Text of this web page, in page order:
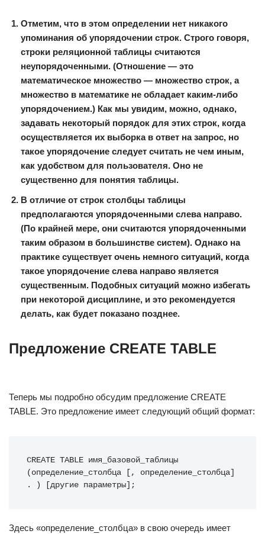
Отметим, что в этом определении нет никакого
упоминания об упорядочении строк. Строго говоря,
строки реляционной таблицы считаются
неупорядоченными. (Отношение — это
математическое множество — множество строк, а
множество в математике не обладает каким-либо
упорядочением.) Как мы увидим, можно, однако,
задавать некоторый порядок для этих строк, когда
осуществляется их выборка в ответ на запрос, но
такое упорядочение следует считать не чем иным,
как удобством для пользователя. Оно не
существенно для понятия таблицы.
В отличие от строк столбцы таблицы
предполагаются упорядоченными слева направо.
(По крайней мере, они считаются упорядоченными
таким образом в большинстве систем). Однако на
практике существует очень немного ситуаций, когда
такое упорядочение слева направо является
существенным. Подобных ситуаций можно избегать
при некоторой дисциплине, и это рекомендуется
делать, как будет показано позднее.
Предложение CREATE TABLE
Теперь мы подробно обсудим предложение CREATE
TABLE. Это предложение имеет следующий общий формат:
CREATE TABLE имя_базовой_таблицы
(определение_столбца [, определение_столбца]
. ) [другие параметры];
Здесь «определение_столбца» в свою очередь имеет